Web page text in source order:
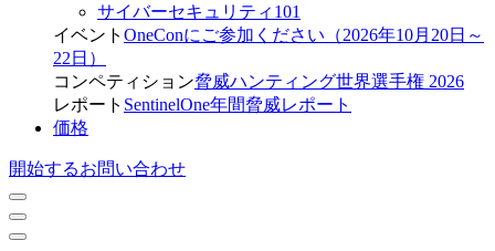
サイバーセキュリティ101
イベント OneConにご参加ください（2026年10月20日～
22日）
コンペティション脅威ハンティング世界選手権 2026
レポート SentinelOne年間脅威レポート
価格
開始するお問い合わせ